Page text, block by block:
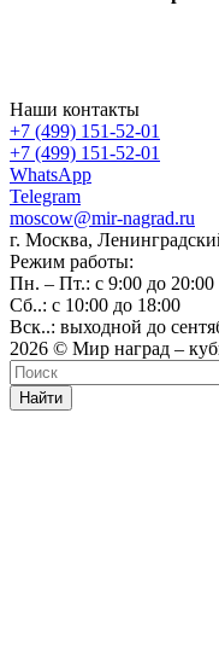
Наши контакты
+7 (499) 151-52-01
+7 (499) 151-52-01
WhatsApp
Telegram
moscow@mir-nagrad.ru
г. Москва,
Режим работы:
Пн. – Пт.: с 9:00 до 20:00
Сб..: с 10:00 до 18:00
Вск..: выходной до
2026 © Мир наград –
Найти